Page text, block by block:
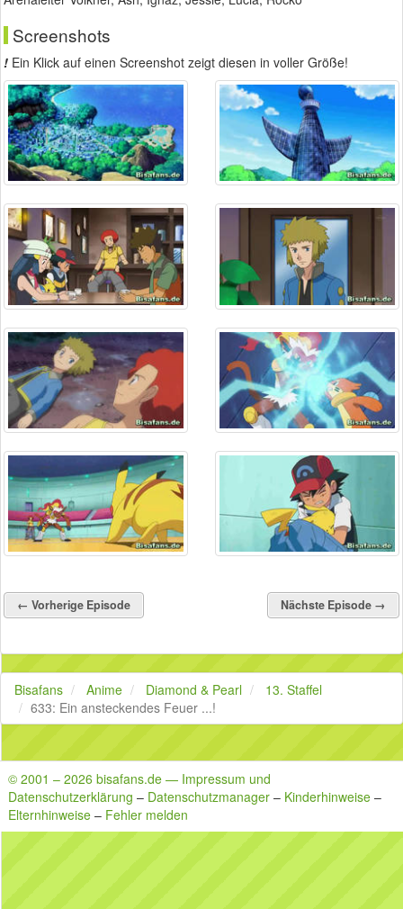
Screenshots
! Ein Klick auf einen Screenshot zeigt diesen in voller Größe!
← Vorherige Episode Nächste Episode →
Bisafans Anime Diamond & Pearl
13. Staffel
633: Ein ansteckendes Feuer ...!
© 2001 – 2026 bisafans.de — Impressum und
Datenschutzerklärung – Datenschutzmanager – Kinderhinweise –
Elternhinweise – Fehler melden